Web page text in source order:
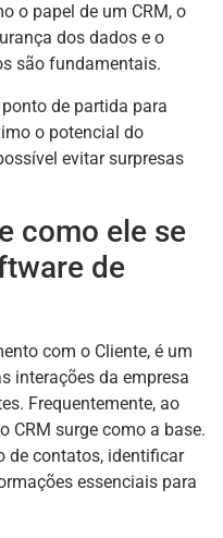
o papel de um CRM, o
dos dados e o
são fundamentais.
de partida para
o potencial do
evitar surpresas
como ele se
de
com o Cliente, é um
interações da empresa
Frequentemente, ao
CRM surge como a base.
de contatos, identificar
essenciais para